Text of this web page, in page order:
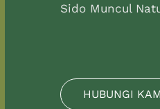
Sido Muncul
HUBUNGI